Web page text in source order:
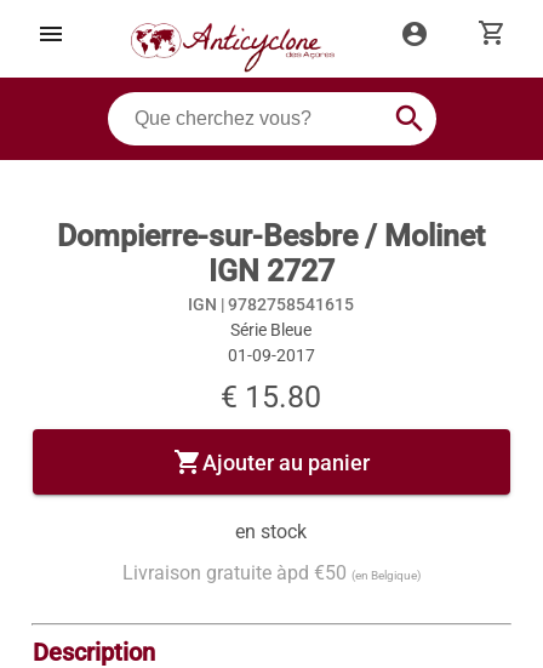
menu account_circle shopping_cart
search
Dompierre-sur-Besbre / Molinet
IGN 2727
IGN |9782758541615
Série Bleue
01-09-2017
€ 15.80
shopping_cartAjouter au panier
en stock
Livraison gratuite àpd €50 (en Belgique)
Description